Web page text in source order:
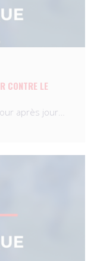
CONTRE LE
après jour…